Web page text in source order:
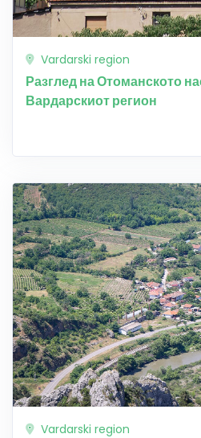
Vardarski region
Разглед на Отоманското
Вардарскиот регион
Vardarski region